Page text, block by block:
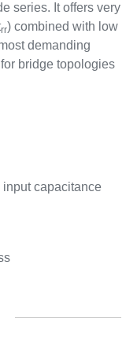
series. It offers very
rr) combined with low
demanding
bridge topologies
capacitance